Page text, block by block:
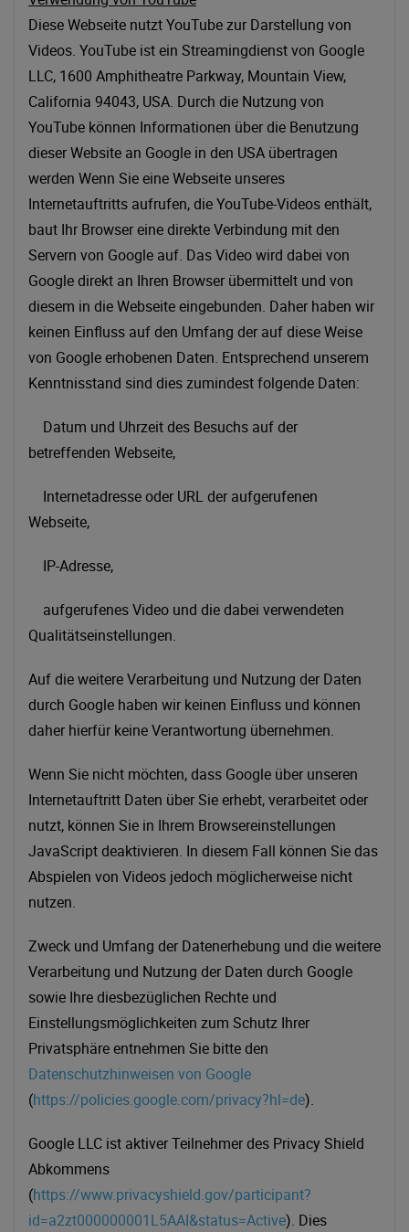
Diese Webseite nutzt YouTube zur Darstellung von
Videos. YouTube ist ein Streamingdienst von Google
LLC, 1600 Amphitheatre Parkway, Mountain View,
California 94043, USA. Durch die Nutzung von
YouTube können Informationen über die Benutzung
dieser Website an Google in den USA übertragen
werden Wenn Sie eine Webseite unseres
Internetauftritts aufrufen, die YouTube-Videos enthält,
baut Ihr Browser eine direkte Verbindung mit den
Servern von Google auf. Das Video wird dabei von
Google direkt an Ihren Browser übermittelt und von
diesem in die Webseite eingebunden. Daher haben wir
keinen Einfluss auf den Umfang der auf diese Weise
von Google erhobenen Daten. Entsprechend unserem
Kenntnisstand sind dies zumindest folgende Daten:
Datum und Uhrzeit des Besuchs auf der
betreffenden Webseite,
Internetadresse oder URL der aufgerufenen
Webseite,
IP-Adresse,
aufgerufenes Video und die dabei verwendeten
Qualitätseinstellungen.
Auf die weitere Verarbeitung und Nutzung der Daten
durch Google haben wir keinen Einfluss und können
daher hierfür keine Verantwortung übernehmen.
Wenn Sie nicht möchten, dass Google über unseren
Internetauftritt Daten über Sie erhebt, verarbeitet oder
nutzt, können Sie in Ihrem Browsereinstellungen
JavaScript deaktivieren. In diesem Fall können Sie das
Abspielen von Videos jedoch möglicherweise nicht
nutzen.
Zweck und Umfang der Datenerhebung und die weitere
Verarbeitung und Nutzung der Daten durch Google
sowie Ihre diesbezüglichen Rechte und
Einstellungsmöglichkeiten zum Schutz Ihrer
Privatsphäre entnehmen Sie bitte den
Datenschutzhinweisen von Google
(https://policies.google.com/privacy?hl=de).
Google LLC ist aktiver Teilnehmer des Privacy Shield
Abkommens
(https://www.privacyshield.gov/participant?
id=a2zt000000001L5AAI&status=Active). Dies